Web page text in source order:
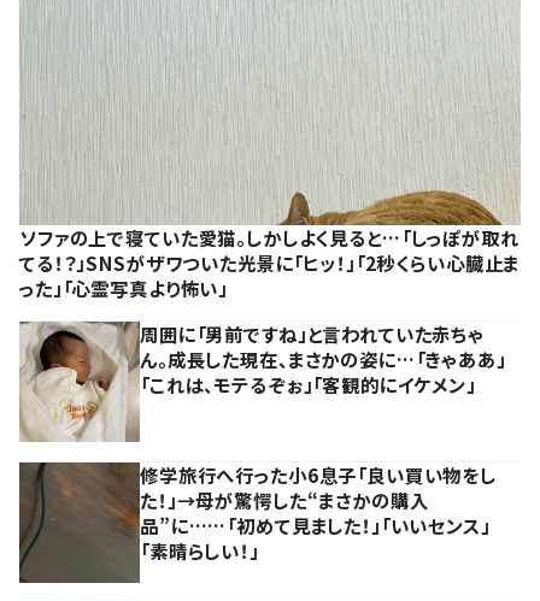
ソファの上で寝ていた愛猫。しかしよく見ると…「しっぽが取れ
てる！？」SNSがザワついた光景に「ヒッ！」「2秒くらい心臓止ま
った」「心霊写真より怖い」
周囲に「男前ですね」と言われていた赤ちゃ
ん。成長した現在、まさかの姿に…「きゃああ」
「これは、モテるぞぉ」「客観的にイケメン」
修学旅行へ行った小6息子「良い買い物をし
た！」→母が驚愕した“まさかの購入
品”に……「初めて見ました！」「いいセンス」
「素晴らしい！」